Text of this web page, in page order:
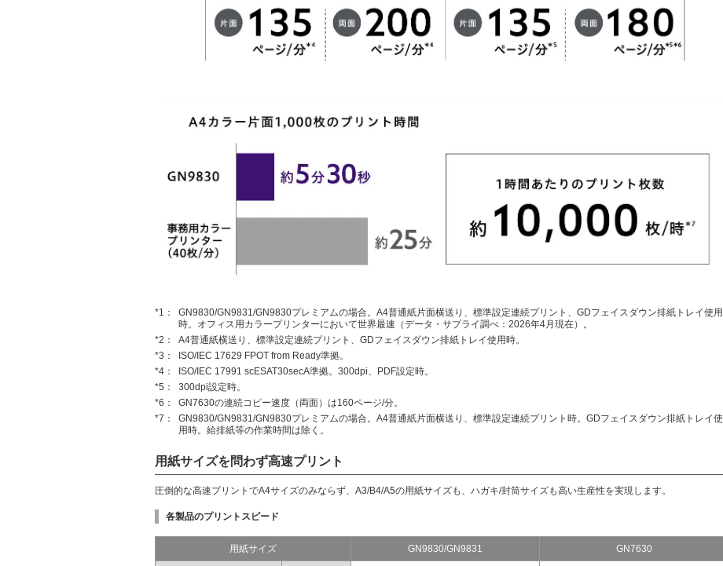
*1：
GN9830/GN9831/GN9830プレミアムの場合。A4普通紙片面横送り、標準設定連続プリント、GDフェイスダウン排紙トレイ使用
時。オフィス用カラープリンターにおいて世界最速（データ・サプライ調べ：2026年4月現在）。
*2：
A4普通紙横送り、標準設定連続プリント、GDフェイスダウン排紙トレイ使用時。
*3：
ISO/IEC 17629 FPOT from Ready準拠。
*4：
ISO/IEC 17991 scESAT30secA準拠。300dpi、PDF設定時。
*5：
300dpi設定時。
*6：
GN7630の連続コピー速度（両面）は160ページ/分。
*7：
GN9830/GN9831/GN9830プレミアムの場合。A4普通紙片面横送り、標準設定連続プリント時。GDフェイスダウン排紙トレイ使
用時。給排紙等の作業時間は除く。
用紙サイズを問わず高速プリント
圧倒的な高速プリントでA4サイズのみならず、A3/B4/A5の用紙サイズも、ハガキ/封筒サイズも高い生産性を実現します。
各製品のプリントスピード
用紙サイズ GN9830/GN9831 GN7630